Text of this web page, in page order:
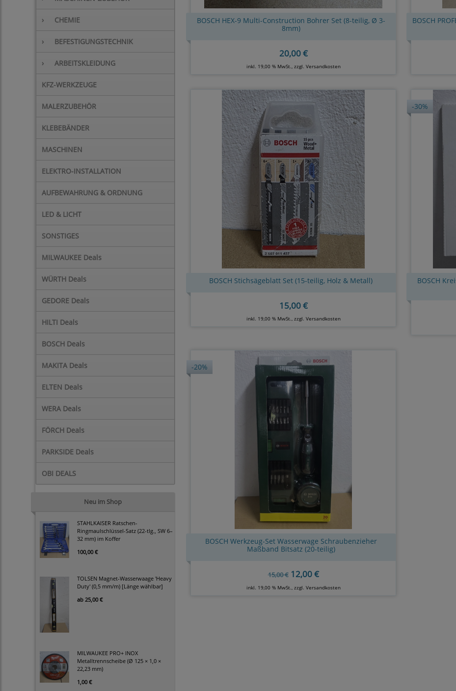
› CHEMIE
› BEFESTIGUNGSTECHNIK
› ARBEITSKLEIDUNG
KFZ-WERKZEUGE
MALERZUBEHÖR
KLEBEBÄNDER
MASCHINEN
ELEKTRO-INSTALLATION
AUFBEWAHRUNG & ORDNUNG
LED & LICHT
SONSTIGES
MILWAUKEE Deals
WÜRTH Deals
GEDORE Deals
HILTI Deals
BOSCH Deals
MAKITA Deals
ELTEN Deals
WERA Deals
FÖRCH Deals
PARKSIDE Deals
OBI DEALS
Neu im Shop
STAHLKAISER Ratschen-
Ringmaulschlüssel-Satz (22-tlg., SW 6–
32 mm) im Koffer
100,00 €
TOLSEN Magnet-Wasserwaage 'Heavy
Duty' (0,5 mm/m) [Länge wählbar]
ab 25,00 €
MILWAUKEE PRO+ INOX
Metalltrennscheibe (Ø 125 × 1,0 ×
22,23 mm)
1,00 €
BOSCH HEX-9 Multi-Construction Bohrer Set (8-teilig, Ø 3-
8mm)
20,00 €
inkl. 19,00 % MwSt., zzgl. Versandkosten
BOSCH
BOSCH Stichsägeblatt Set (15-teilig, Holz & Metall)
15,00 €
inkl. 19,00 % MwSt., zzgl. Versandkosten
-30%
BOSCH
-20%
BOSCH Werkzeug-Set Wasserwage Schraubenzieher
Maßband Bitsatz (20-teilig)
15,00 €12,00 €
inkl. 19,00 % MwSt., zzgl. Versandkosten